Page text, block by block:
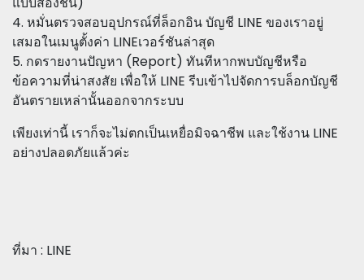
4. หมั่นตรวจสอบอุปกรณ์ที่ล็อกอิน บัญชี LINE ของเราอยู่
เสมอในเมนูตั้งค่า LINEเวอร์ชันล่าสุด
5. กดรายงานปัญหา (Report) ทันทีหากพบบัญชีหรือ
ข้อความที่น่าสงสัย เพื่อให้ LINE รีบเข้าไปจัดการบล็อกบัญชี
อันตรายเหล่านั้นออกจากระบบ
เพียงเท่านี้ เราก็จะไม่ตกเป็นเหยื่อมิจฉาชีพ และใช้งาน LINE
อย่างปลอดภัยแล้วค่ะ
ที่มา : LINE